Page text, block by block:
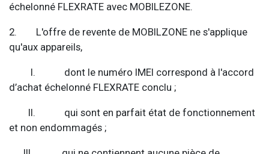
échelonné FLEXRATE avec MOBILEZONE.
2. L'offre de revente de MOBILZONE ne s'applique
qu'aux appareils,
I. dont le numéro IMEI correspond à l'accord
d’achat échelonné FLEXRATE conclu ;
II. qui sont en parfait état de fonctionnement
et non endommagés ;